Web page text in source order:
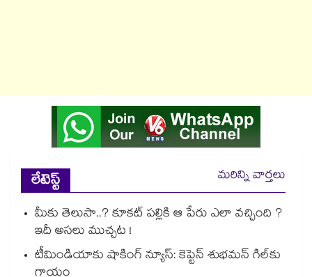
లేటెస్ట్
మరిన్ని వార్తలు
మీకు తెలుసా..? కూకట్ పల్లికి ఆ పేరు ఎలా వచ్చింది ?
ఇదీ అసలు ముచ్చట !
టీమిండియాకు షాకింగ్ న్యూస్: కెప్టెన్ శుభమన్ గిల్‎కు